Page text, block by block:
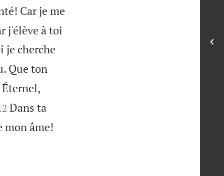
Car je me
j'élève à toi
je cherche
Que ton
Dans ta
mon âme!